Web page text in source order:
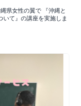
県女性の翼で 『沖縄と
て』の講座を実施しま